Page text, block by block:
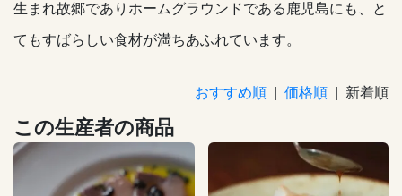
生まれ故郷でありホームグラウンドである鹿児島にも、と
てもすばらしい食材が満ちあふれています。
おすすめ順 価格順 | 新着順
この生産者の商品